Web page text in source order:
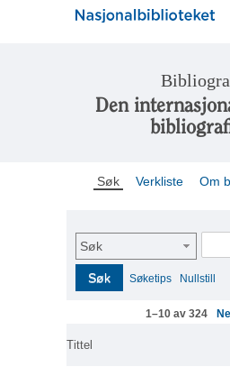
Den
Søk Verkliste Om
Søk
Søk Søketips Nullstill
1–10 av 324
Tittel